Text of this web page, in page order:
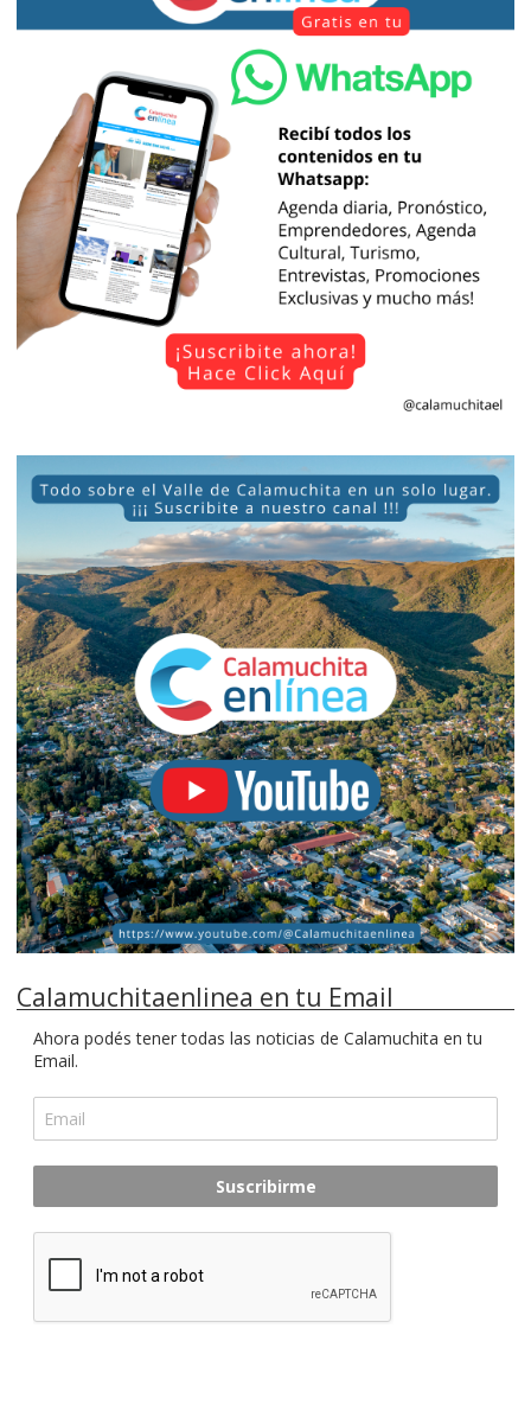
Calamuchitaenlinea en tu Email
Ahora podés tener todas las noticias de Calamuchita en tu
Email.
Suscribirme